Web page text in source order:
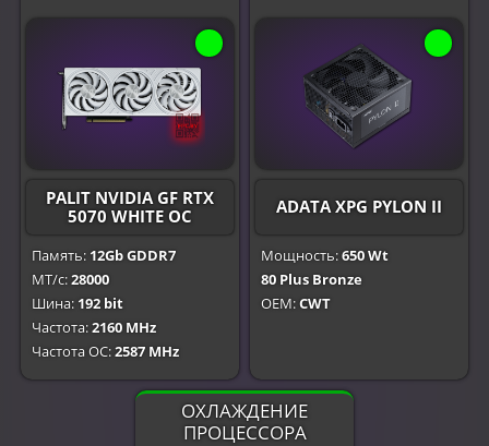
PALIT NVIDIA GF RTX
5070 WHITE OC
Память: 12Gb GDDR7
МТ/с:28000
Шина: 192 bit
Частота:2160 MHz
Частота OC:2587 MHz
ADATA XPG PYLON II
Мощность:650 Wt
80 Plus Bronze
OEM:CWT
ОХЛАЖДЕНИЕ
ПРОЦЕССОРА